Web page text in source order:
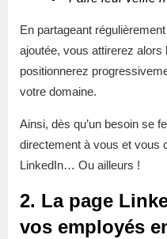
En partageant
ajoutée, vous attirerez alors
positionnerez
votre domaine.
Ainsi, dès qu’un besoin se
directement à vous et vous
LinkedIn… Ou ailleurs !
2. La page
vos employés